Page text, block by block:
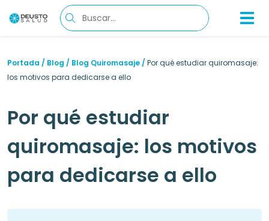
Portada / Blog / Blog Quiromasaje / Por qué estudiar quiromasaje:
los motivos para dedicarse a ello
Por qué estudiar
quiromasaje: los motivos
para dedicarse a ello